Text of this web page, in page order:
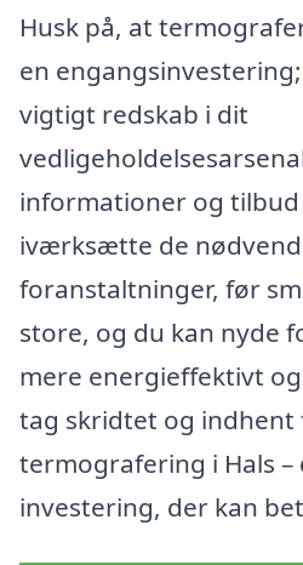
Husk på, at
en
vigtigt redskab i dit
informationer og tilbud
iværksætte de
foranstaltninger, før
store, og du kan nyde
mere energieffektivt
tag skridtet og indhent
termografering i Hals –
investering, der kan